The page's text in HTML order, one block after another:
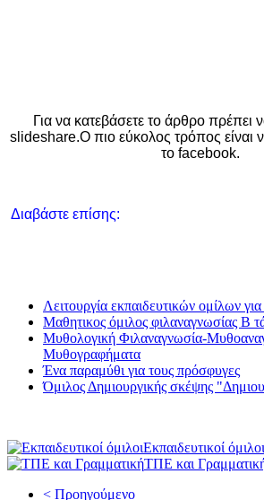
Για να κατεβάσετε το άρθρο πρέπει
slideshare.Ο πιο εύκολος τρόπος είναι
το facebook.
Διαβάστε επίσης:
Λειτουργία εκπαιδευτικών ομίλων
Μαθητικος όμιλος φιλαναγνωσίας Β
Μυθολογική Φιλαναγνωσία-
Μυθογραφήματα
Ένα παραμύθι για τους πρόσφυγες
Όμιλος Δημιουργικής σκέψης
Εκπαιδευτικοί όμιλοι
ΤΠΕ και
< Προηγούμενο